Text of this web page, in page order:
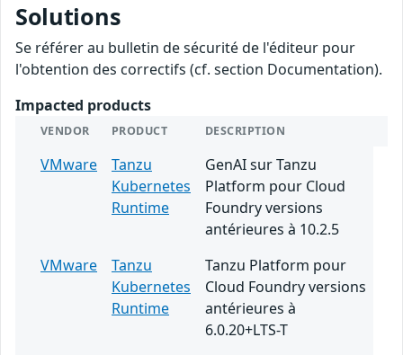
Solutions
Se référer au bulletin de sécurité de l'éditeur pour
l'obtention des correctifs (cf. section Documentation).
Impacted products
VENDOR PRODUCT DESCRIPTION
VMware
Tanzu
Kubernetes
Runtime
GenAI sur Tanzu
Platform pour Cloud
Foundry versions
antérieures à 10.2.5
VMware
Tanzu
Kubernetes
Runtime
Tanzu Platform pour
Cloud Foundry versions
antérieures à
6.0.20+LTS-T